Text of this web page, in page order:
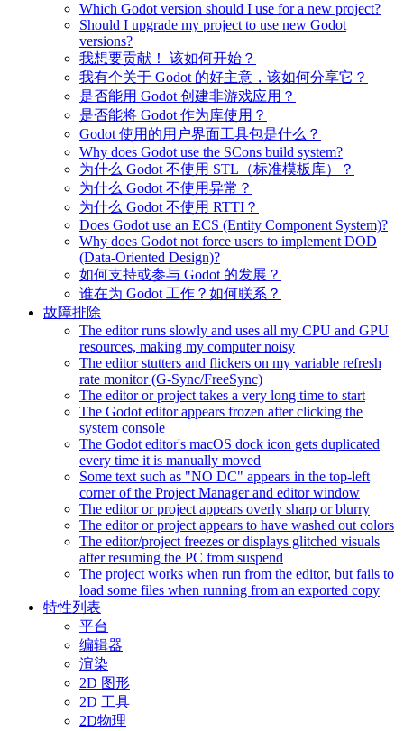
Which Godot version should I use for a new project?
Should I upgrade my project to use new Godot
versions?
我想要贡献！ 该如何开始？
我有个关于 Godot 的好主意，该如何分享它？
是否能用 Godot 创建非游戏应用？
是否能将 Godot 作为库使用？
Godot 使用的用户界面工具包是什么？
Why does Godot use the SCons build system?
为什么 Godot 不使用 STL（标准模板库）？
为什么 Godot 不使用异常？
为什么 Godot 不使用 RTTI？
Does Godot use an ECS (Entity Component System)?
Why does Godot not force users to implement DOD
(Data-Oriented Design)?
如何支持或参与 Godot 的发展？
谁在为 Godot 工作？如何联系？
故障排除
The editor runs slowly and uses all my CPU and GPU
resources, making my computer noisy
The editor stutters and flickers on my variable refresh
rate monitor (G-Sync/FreeSync)
The editor or project takes a very long time to start
The Godot editor appears frozen after clicking the
system console
The Godot editor's macOS dock icon gets duplicated
every time it is manually moved
Some text such as "NO DC" appears in the top-left
corner of the Project Manager and editor window
The editor or project appears overly sharp or blurry
The editor or project appears to have washed out colors
The editor/project freezes or displays glitched visuals
after resuming the PC from suspend
The project works when run from the editor, but fails to
load some files when running from an exported copy
特性列表
平台
编辑器
渲染
2D 图形
2D 工具
2D物理